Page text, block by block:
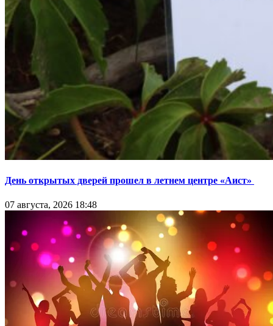
День открытых дверей прошел в летнем центре «Аист»
07 августа, 2026 18:48